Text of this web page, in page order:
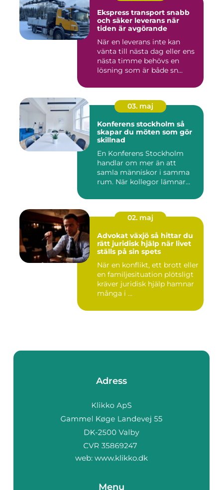
Ekspress transport snabb
och säker leverans när
tiden är avgörande
När en leverans inte kan
vänta till nästa dag eller ens
nästa timme behövs en
lösning som är både sn...
03. maj
Konferens stockholm så
skapar du möten som gör
skillnad
En Konferens Stockholm
handlar om mer än att
samla människor i samma
rum. När kollegor lämnar
02. maj
Advokat växjö så hittar du
rätt juridisk hjälp när livet
ställs på sin spets
När en konflikt, ett brott eller
en familjesituation plötsligt
kräver juridisk hjälp hamnar
många i ...
Adress
web: www.klikko.dk
Menu